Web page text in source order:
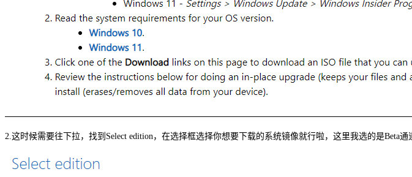
2.这时候需要往下拉，找到 Select edition，在选择框选择你想要下载的系统镜像就行啦，这里我选的是Beta通